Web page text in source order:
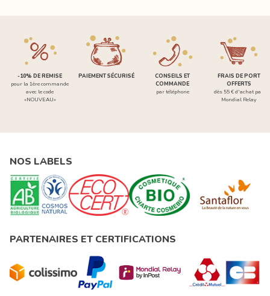
-10% DE REMISE
pour la 1ère commande
avec le code
«NOUVEAU»
PAIEMENT SÉCURISÉ
CONSEILS ET
COMMANDE
par téléphone
FRAIS DE PORT
OFFERTS
dès 55 € d'achat par
Mondial Relay
NOS LABELS
PARTENAIRES ET CERTIFICATIONS